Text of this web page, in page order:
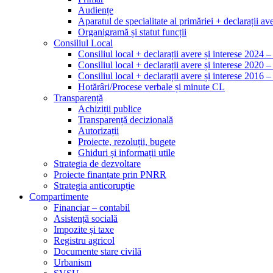
Audiențe
Aparatul de specialitate al primăriei + declarații
Organigramă și statut funcții
Consiliul Local
Consiliul local + declarații avere și interese 2024
Consiliul local + declarații avere și interese 2020
Consiliul local + declarații avere și interese 2016
Hotărâri/Procese verbale și minute CL
Transparență
Achiziții publice
Transparență decizională
Autorizații
Proiecte, rezoluții, bugete
Ghiduri și informații utile
Strategia de dezvoltare
Proiecte finanțate prin PNRR
Strategia anticorupție
Compartimente
Financiar – contabil
Asistență socială
Impozite și taxe
Registru agricol
Documente stare civilă
Urbanism